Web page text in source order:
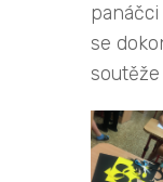
se
soutěže